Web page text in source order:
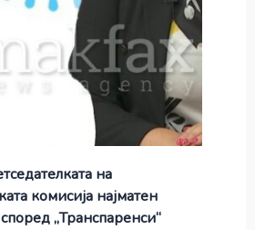
на
комисија најматен
според „Транспаренси“